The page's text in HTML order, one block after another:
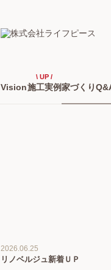
Vision施工実例
\ UP /
家づくり
2026.06.25
リノベルジュ新着ＵＰ